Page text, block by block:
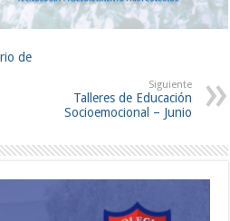
de
Siguiente
Talleres de Educación
Socioemocional – Junio